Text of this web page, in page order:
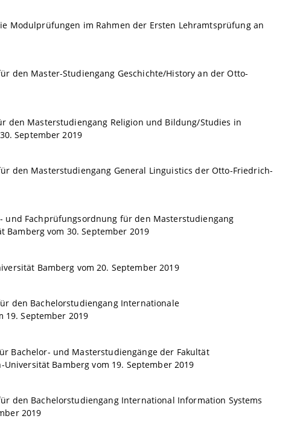
Modulprüfungen im Rahmen der Ersten Lehramtsprüfung an
den Master-Studiengang Geschichte/History an der Otto-
den Masterstudiengang Religion und Bildung/Studies in
September 2019
den Masterstudiengang General Linguistics der Otto-Friedrich-
und Fachprüfungsordnung für den Masterstudiengang
vom 30. September 2019
Bamberg vom 20. September 2019
den Bachelorstudiengang Internationale
September 2019
Bachelor- und Masterstudiengänge der Fakultät
Bamberg vom 19. September 2019
den Bachelorstudiengang International Information Systems
2019